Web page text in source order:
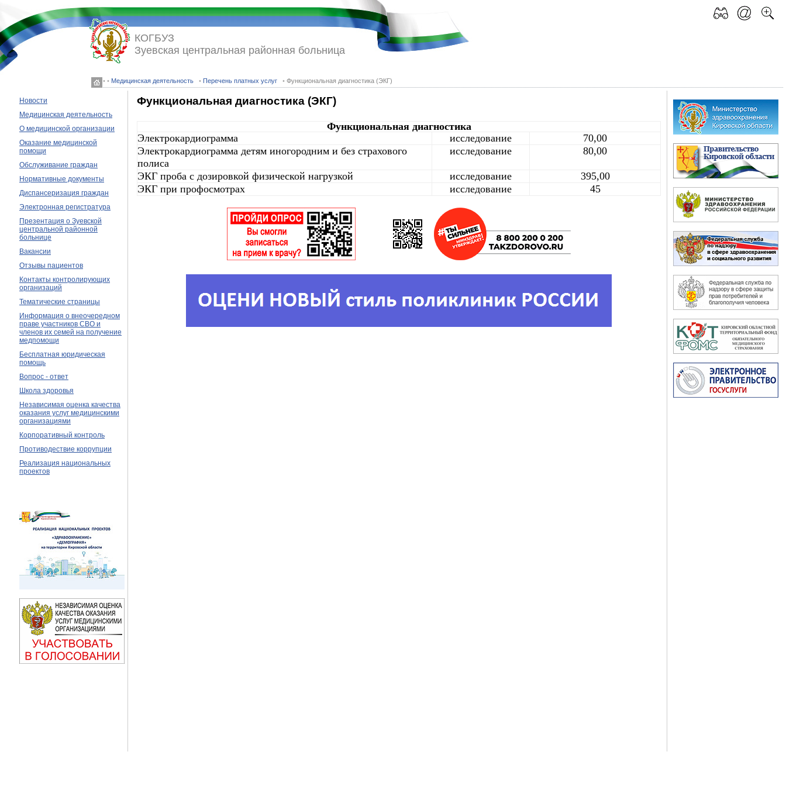
◦ ◦ Медицинская деятельность ◦Перечень платных услуг ◦ Функциональная диагностика (ЭКГ)
КОГБУЗ
Зуевская центральная районная больница
Новости
Медицинская деятельность
О медицинской организации
Оказание медицинской
помощи
Обслуживание граждан
Нормативные документы
Диспансеризация граждан
Электронная регистратура
Презентация о Зуевской
центральной районной
больнице
Вакансии
Отзывы пациентов
Контакты контролирующих
организаций
Тематические страницы
Информация о внеочередном
праве участников СВО и
членов их семей на получение
медпомощи
Бесплатная юридическая
помощь
Вопрос - ответ
Школа здоровья
Независимая оценка качества
оказания услуг медицинскими
организациями
Корпоративный контроль
Противодествие коррупции
Реализация национальных
проектов
Функциональная диагностика (ЭКГ)
Функциональная диагностика
Электрокардиограмма
исследование
70,00
Электрокардиограмма детям иногородним и без страхового
полиса
исследование 80,00
ЭКГ проба с дозировкой физической нагрузкой исследование
395,00
ЭКГ при профосмотрах
исследование 45